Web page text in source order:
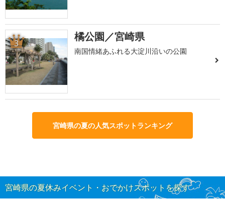
3 橘公園／宮崎県
南国情緒あふれる大淀川沿いの公園
宮崎県の夏の人気スポットランキング
宮崎県の夏休みイベント・おでかけスポットを探す